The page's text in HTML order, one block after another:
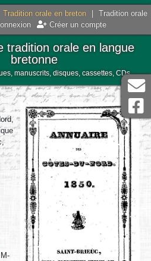
Tradition orale en breton
Tradition orale
Créer un compte
tradition orale en langue
bretonne
manuscrits, disques, cassettes, CDs